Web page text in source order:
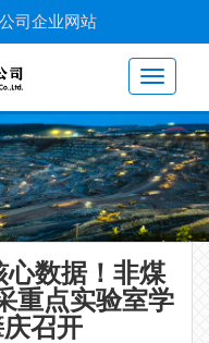
司企业网站
Toggle
数据！非煤
重点实验室学
召开